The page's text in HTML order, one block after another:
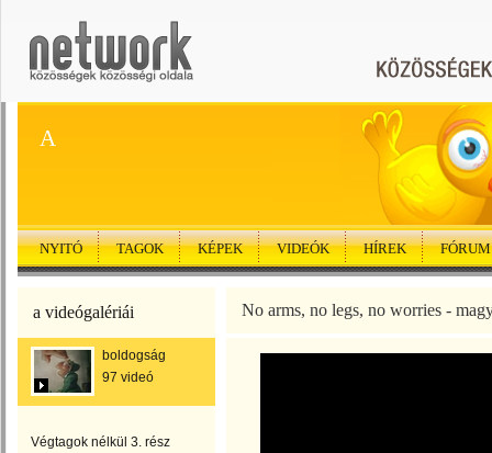
A
NYITÓ TAGOK KÉPEK VIDEÓK HÍREK FÓRUM
a videógalériái
boldogság
97 videó
Végtagok nélkül 3. rész
No arms, no legs, no worries -